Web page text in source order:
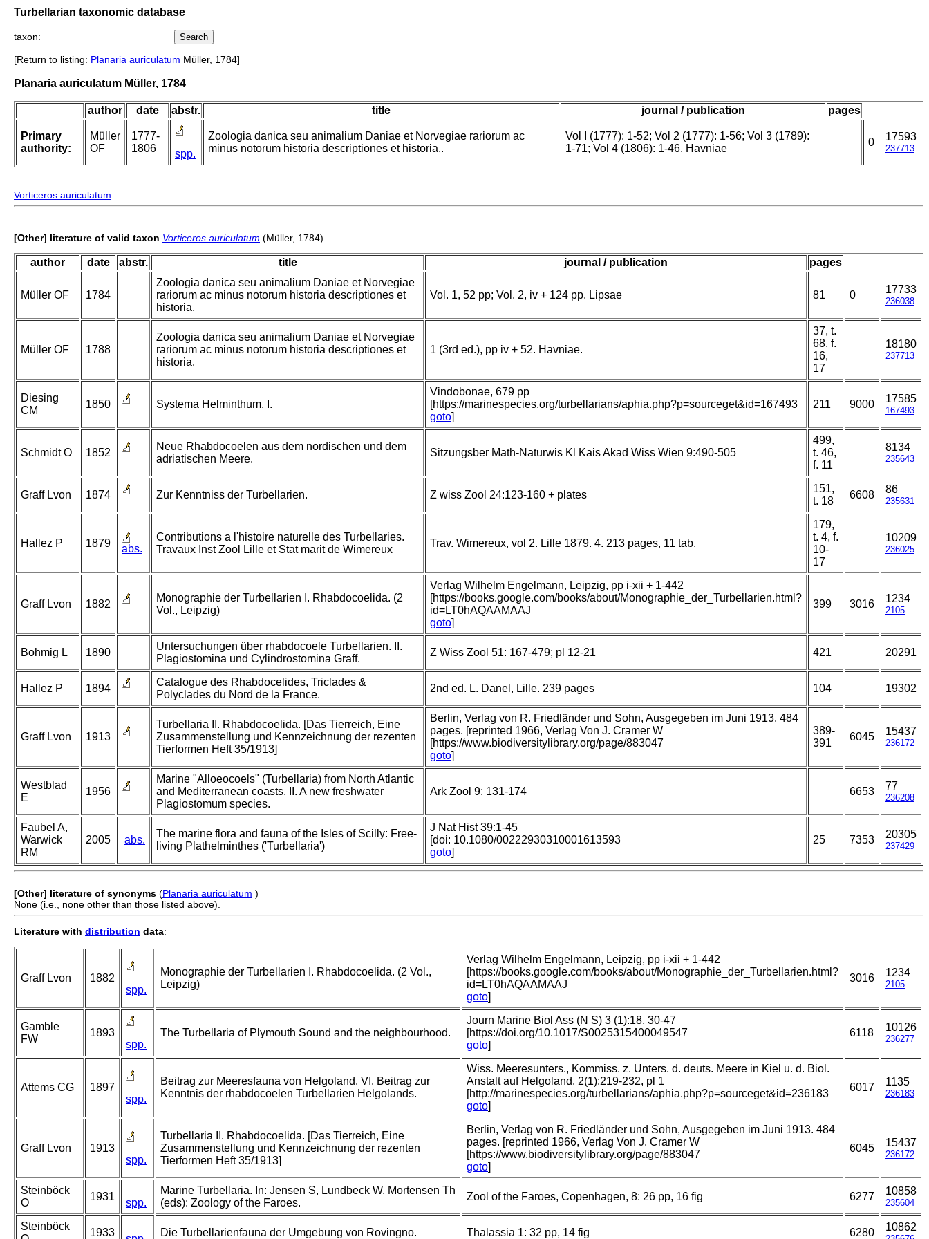
Turbellarian taxonomic database
taxon:
[Return to listing: Planaria auriculatum Müller, 1784]
Planaria auriculatum Müller, 1784
author date abstr. title journal / publication pages
Primary
authority:
Müller
OF
1777-
1806
spp.
Zoologia danica seu animalium Daniae et Norvegiae rariorum ac
minus notorum historia descriptiones et historia..
Vol I (1777): 1-52; Vol 2 (1777): 1-56; Vol 3 (1789):
1-71; Vol 4 (1806): 1-46. Havniae
0 17593
237713
Vorticeros auriculatum
[Other] literature of valid taxon Vorticeros auriculatum (Müller, 1784)
author date abstr. title journal / publication pages
Müller OF 1784
Zoologia danica seu animalium Daniae et Norvegiae
rariorum ac minus notorum historia descriptiones et
historia.
Vol. 1, 52 pp; Vol. 2, iv + 124 pp. Lipsae 81 0 17733
236038
Müller OF 1788
Zoologia danica seu animalium Daniae et Norvegiae
rariorum ac minus notorum historia descriptiones et
historia.
1 (3rd ed.), pp iv + 52. Havniae.
37, t.
68, f.
16,
17
18180
237713
Diesing
CM
1850 Systema Helminthum. I.
Vindobonae, 679 pp
[https://marinespecies.org/turbellarians/aphia.php?p=sourceget&id=167493
goto]
211 9000 17585
167493
Schmidt O 1852
Neue Rhabdocoelen aus dem nordischen und dem
adriatischen Meere.
Sitzungsber Math-Naturwis Kl Kais Akad Wiss Wien 9:490-505
499,
t. 46,
f. 11
8134
235643
Graff Lvon 1874 Zur Kenntniss der Turbellarien. Z wiss Zool 24:123-160 + plates
151,
t. 18
6608 86
235631
Hallez P 1879 abs.
Contributions a l'histoire naturelle des Turbellaries.
Travaux Inst Zool Lille et Stat marit de Wimereux
Trav. Wimereux, vol 2. Lille 1879. 4. 213 pages, 11 tab.
179,
t. 4, f.
10-
17
10209
236025
Graff Lvon 1882
Monographie der Turbellarien I. Rhabdocoelida. (2
Vol., Leipzig)
Verlag Wilhelm Engelmann, Leipzig, pp i-xii + 1-442
[https://books.google.com/books/about/Monographie_der_Turbellarien.html?
id=LT0hAQAAMAAJ
goto]
399 3016 1234
2105
Bohmig L 1890
Untersuchungen über rhabdocoele Turbellarien. II.
Plagiostomina und Cylindrostomina Graff.
Z Wiss Zool 51: 167-479; pl 12-21 421 20291
Hallez P 1894
Catalogue des Rhabdocelides, Triclades &
Polyclades du Nord de la France.
2nd ed. L. Danel, Lille. 239 pages 104 19302
Graff Lvon 1913
Turbellaria II. Rhabdocoelida. [Das Tierreich, Eine
Zusammenstellung und Kennzeichnung der rezenten
Tierformen Heft 35/1913]
Berlin, Verlag von R. Friedländer und Sohn, Ausgegeben im Juni 1913. 484
pages. [reprinted 1966, Verlag Von J. Cramer W
[https://www.biodiversitylibrary.org/page/883047
goto]
389-
391
6045 15437
236172
Westblad
E
1956
Marine "Alloeocoels" (Turbellaria) from North Atlantic
and Mediterranean coasts. II. A new freshwater
Plagiostomum species.
Ark Zool 9: 131-174 6653 77
236208
Faubel A,
Warwick
RM
2005 abs.
The marine flora and fauna of the Isles of Scilly: Free-
living Plathelminthes ('Turbellaria')
J Nat Hist 39:1-45
[doi: 10.1080/00222930310001613593
goto]
25 7353 20305
237429
[Other] literature of synonyms (Planaria auriculatum )
None (i.e., none other than those listed above).
Literature with distribution data:
Graff Lvon
1882
spp.
Monographie der Turbellarien I. Rhabdocoelida. (2 Vol.,
Leipzig)
Verlag Wilhelm Engelmann, Leipzig, pp i-xii + 1-442
[https://books.google.com/books/about/Monographie_der_Turbellarien.html?
id=LT0hAQAAMAAJ
goto]
3016 1234
2105
Gamble
FW
1893
spp.
The Turbellaria of Plymouth Sound and the neighbourhood.
Journ Marine Biol Ass (N S) 3 (1):18, 30-47
[https://doi.org/10.1017/S0025315400049547
goto]
6118 10126
236277
Attems CG
1897
spp.
Beitrag zur Meeresfauna von Helgoland. VI. Beitrag zur
Kenntnis der rhabdocoelen Turbellarien Helgolands.
Wiss. Meeresunters., Kommiss. z. Unters. d. deuts. Meere in Kiel u. d. Biol.
Anstalt auf Helgoland. 2(1):219-232, pl 1
[http://marinespecies.org/turbellarians/aphia.php?p=sourceget&id=236183
goto]
6017 1135
236183
Graff Lvon
1913
spp.
Turbellaria II. Rhabdocoelida. [Das Tierreich, Eine
Zusammenstellung und Kennzeichnung der rezenten
Tierformen Heft 35/1913]
Berlin, Verlag von R. Friedländer und Sohn, Ausgegeben im Juni 1913. 484
pages. [reprinted 1966, Verlag Von J. Cramer W
[https://www.biodiversitylibrary.org/page/883047
goto]
6045 15437
236172
Steinböck
O
1931
spp.
Marine Turbellaria. In: Jensen S, Lundbeck W, Mortensen Th
(eds): Zoology of the Faroes.
Zool of the Faroes, Copenhagen, 8: 26 pp, 16 fig 6277 10858
235604
Steinböck
1933 Die Turbellarienfauna der Umgebung von Rovingno. Thalassia 1: 32 pp, 14 fig 6280 10862